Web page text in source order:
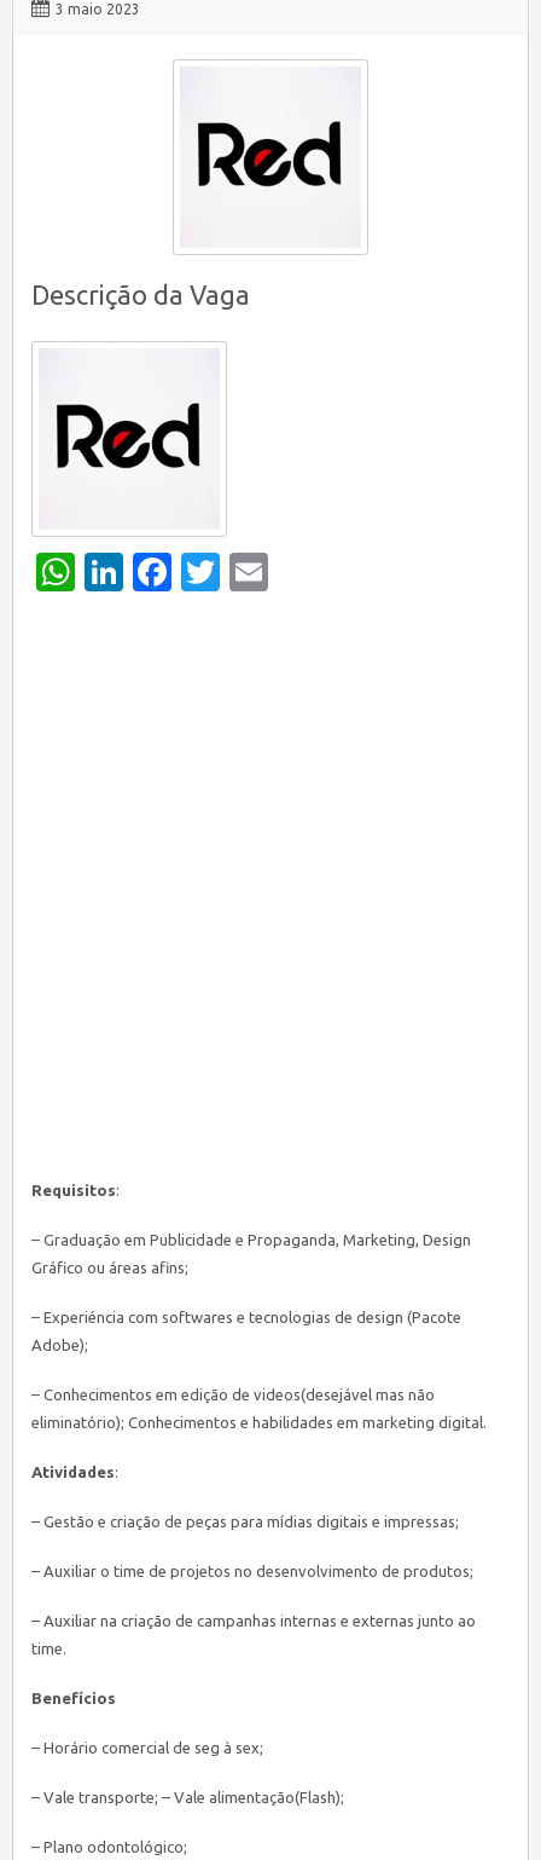
3 maio 2023
Descrição da Vaga
WhatsApp
LinkedIn
Facebook
Twitter
Requisitos:
– Graduação em Publicidade e Propaganda, Marketing, Design
Gráfico ou áreas afins;
– Experiéncia com softwares e tecnologias de design (Pacote
Adobe);
– Conhecimentos em edição de videos(desejável mas não
eliminatório); Conhecimentos e habilidades em marketing digital.
Atividades:
– Gestão e criação de peças para mídias digitais e impressas;
– Auxiliar o time de projetos no desenvolvimento de produtos;
– Auxiliar na criação de campanhas internas e externas junto ao
time.
Benefícios
– Horário comercial de seg à sex;
– Vale transporte; – Vale alimentação(Flash);
– Plano odontológico;